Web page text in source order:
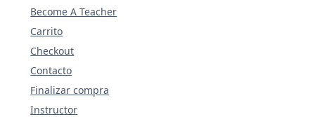
Become A Teacher
Carrito
Checkout
Contacto
Finalizar compra
Instructor